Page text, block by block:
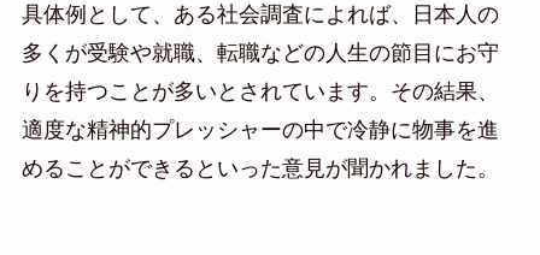
具体例として、ある社会調査によれば、日本人の
多くが受験や就職、転職などの人生の節目にお守
りを持つことが多いとされています。その結果、
適度な精神的プレッシャーの中で冷静に物事を進
めることができるといった意見が聞かれました。